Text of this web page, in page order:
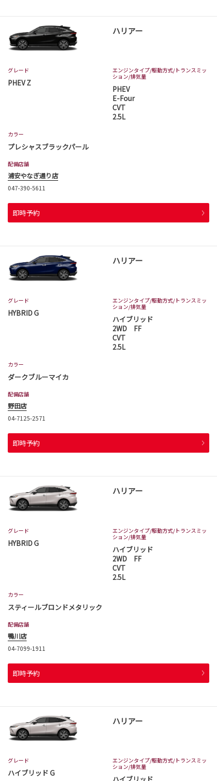
ハリアー
グレード
PHEV Z
エンジンタイプ/駆動方式/トランスミッ
ション/排気量
PHEV
E-Four
CVT
2.5L
カラー
プレシャスブラックパール
配備店舗
浦安やなぎ通り店
047-390-5611
即時予約
ハリアー
グレード
HYBRID G
エンジンタイプ/駆動方式/トランスミッ
ション/排気量
ハイブリッド
2WD FF
CVT
2.5L
カラー
ダークブルーマイカ
配備店舗
野田店
04-7125-2571
即時予約
ハリアー
グレード
HYBRID G
エンジンタイプ/駆動方式/トランスミッ
ション/排気量
ハイブリッド
2WD FF
CVT
2.5L
カラー
スティールブロンドメタリック
配備店舗
鴨川店
04-7099-1911
即時予約
ハリアー
グレード
ハイブリッド G
エンジンタイプ/駆動方式/トランスミッ
ション/排気量